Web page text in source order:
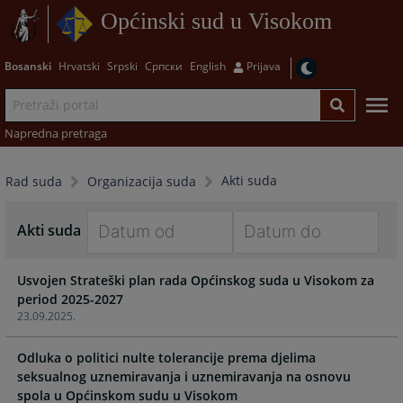
Općinski sud u Visokom
Bosanski Hrvatski Srpski Српски English Prijava
Napredna pretraga
Rad suda Organizacija suda Akti suda
Akti suda
forward
to
with
the
calendar
forward
with
the
calendar
23.09.2025.
Usvojen Strateški plan rada Općinskog suda u Visokom za
period 2025-2027
Odluka o politici nulte tolerancije prema djelima
seksualnog uznemiravanja i uznemiravanja na osnovu
spola u Općinskom sudu u Visokom